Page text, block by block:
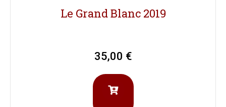
Le Grand Blanc 2019
35,00 €